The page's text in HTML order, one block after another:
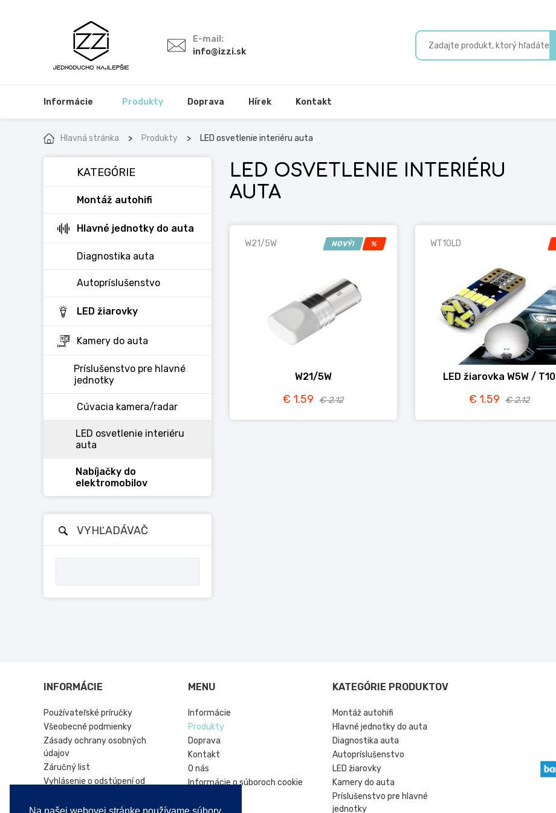
E-mail:
info@izzi.sk
Informácie Produkty Doprava Hírek Kontakt
Hlavná stránka Produkty LED osvetlenie interiéru auta
KATEGÓRIE
Montáž autohifi
Hlavné jednotky do auta
Diagnostika auta
Autopríslušenstvo
LED žiarovky
Kamery do auta
Príslušenstvo pre hlavné
jednotky
Cúvacia kamera/radar
LED osvetlenie interiéru
auta
Nabíjačky do
elektromobilov
VYHĽADÁVAČ
LED OSVETLENIE INTERIÉRU
AUTA
NOVÝ! %
W21/5W
W21/5W
€ 1.59 € 2.12
WT10LD
LED žiarovka W5W / T10
€ 1.59 € 2.12
INFORMÁCIE
Používateľské príručky
Všeobecné podmienky
Zásady ochrany osobných
údajov
Záručný list
Vyhlásenie o odstúpení od
Online platforma riešenia sporov
MENU
Informácie
Produkty
Doprava
Kontakt
O nás
Informácie o súboroch cookie
KATEGÓRIE PRODUKTOV
Montáž autohifi
Hlavné jednotky do auta
Diagnostika auta
Autopríslušenstvo
LED žiarovky
Kamery do auta
Príslušenstvo pre hlavné
jednotky